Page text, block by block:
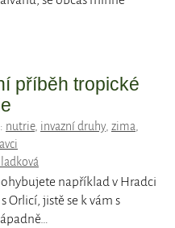
příběh tropické
nutrie, invazní druhy, zima,
například v Hradci
Orlicí, jistě se k vám s